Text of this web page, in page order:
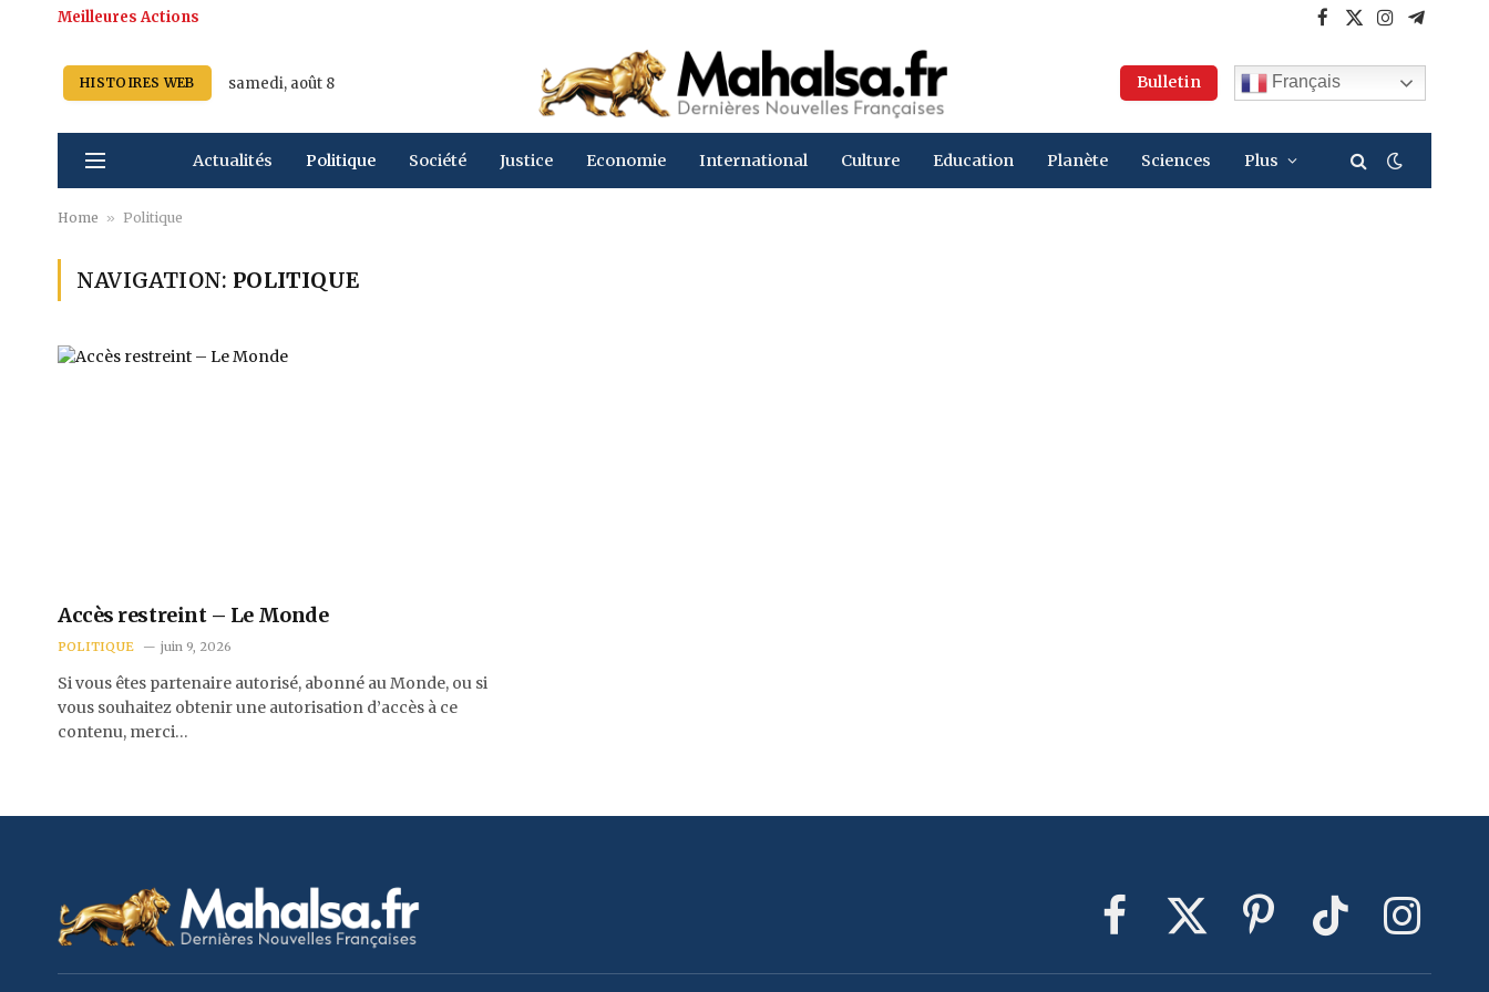
Meilleures Actions Facebook
X
Instagram
HISTOIRES WEB samedi, août 8 Bulletin Français
Actualités Politique Société Justice Economie International Culture Education Planète Sciences Plus
Home » Politique
NAVIGATION: POLITIQUE
Accès restreint – Le Monde
POLITIQUE juin 9, 2026
Si vous êtes partenaire autorisé, abonné au Monde, ou si
vous souhaitez obtenir une autorisation d’accès à ce
contenu, merci…
FacebookX
PinterestTikTok Instagram